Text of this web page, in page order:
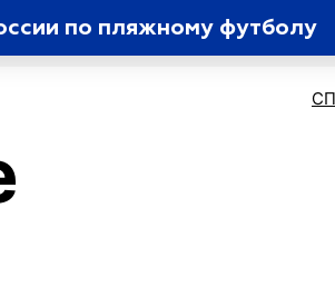
по пляжному футболу